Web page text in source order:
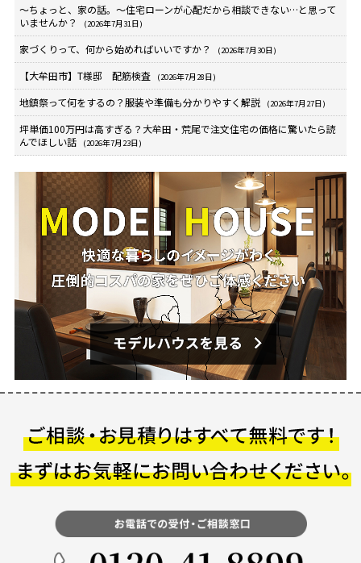
～ちょっと、家の話。～住宅ローンが心配だから相談できない…と思って
いませんか？
(2026年7月31日)
家づくりって、何から始めればいいですか？ (2026年7月30日)
【大牟田市】T様邸 配筋検査 (2026年7月28日)
地鎮祭って何をするの？服装や準備も分かりやすく解説 (2026年7月27日)
坪単価100万円は高すぎる？大牟田・荒尾で注文住宅の価格に驚いたら読
んでほしい話
(2026年7月23日)